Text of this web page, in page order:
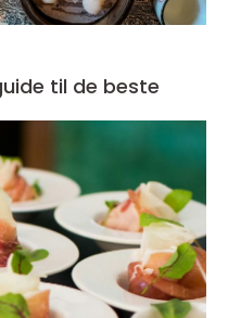
til de beste